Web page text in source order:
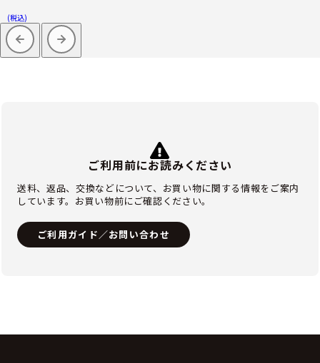
(税込)
ご利用前にお読みください
送料、返品、交換などについて、お買い物に関する情報をご案内
しています。お買い物前にご確認ください。
ご利用ガイド／お問い合わせ